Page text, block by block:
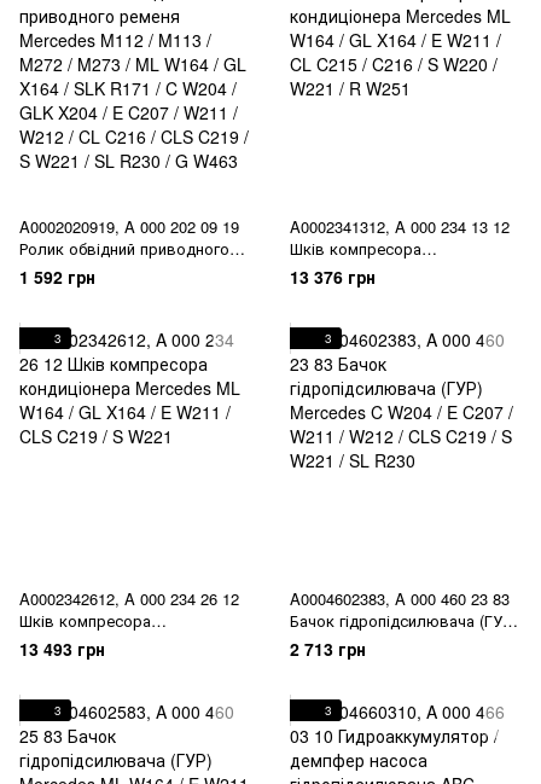
A0002020919, A 000 202 09 19
Ролик обвідний приводного
ременя Mercedes M112 / M113
/ M272 / M273 / ML W164 / GL
GLK X204 / E C207 / W211 /
W212 / CL C216 / CLS C219 / S
W221 / SL R230 / G W463
1 592 грн
A0002341312, A 000 234 13 12
Шків компресора
кондиціонера Mercedes ML
W164 / GL X164 / E W211 / CL
R W251
13 376 грн
3
A0002342612, A 000 234 26 12
Шків компресора
кондиціонера Mercedes ML
W164 / GL X164 / E W211 / CLS
13 493 грн
3
A0004602383, A 000 460 23 83
Бачок гідропідсилювача (ГУР)
Mercedes C W204 / E C207 /
W211 / W212 / CLS C219 / S
2 713 грн
3 3